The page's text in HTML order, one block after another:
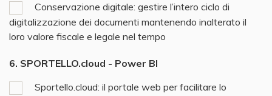
Conservazione digitale: gestire l’intero ciclo di
digitalizzazione dei documenti mantenendo inalterato il
loro valore fiscale e legale nel tempo
6. SPORTELLO.cloud - Power BI
Sportello.cloud: il portale web per facilitare lo